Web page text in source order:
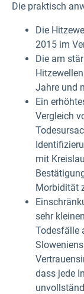
Die praktisch
Die
2015 im
Die am
Jahre und
Ein
Vergleich
mit
Morbidität
sehr
Todesfälle
dass jede